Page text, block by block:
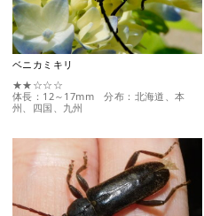
ベニカミキリ
★★☆☆☆
体長：12～17mm 分布：北海道、本
州、四国、九州